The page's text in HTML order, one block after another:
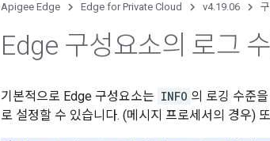
Apigee Edge Edge for Private Cloud v4.19.06
Edge 구성요소의 로그
기본적으로 Edge 구성요소는 INFO 의 로깅 수준
로 설정할 수 있습니다. (메시지 프로세서의 경우)